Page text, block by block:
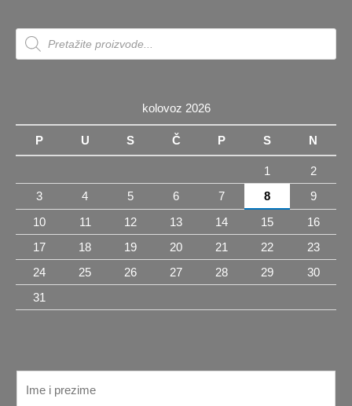
Products
search
kolovoz 2026
P U S Č P S N
1
2
3
4 5 6 7 8
9
10
11 12 13 14 15
16
17
18 19 20 21 22
23
24
25 26 27 28 29
30
31